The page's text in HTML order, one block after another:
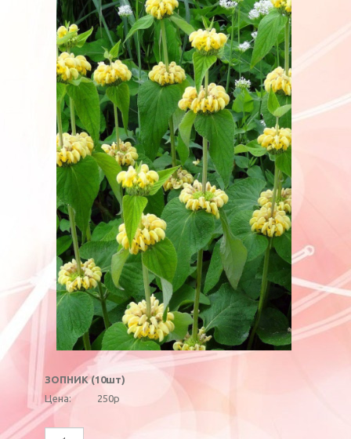
ЗОПНИК (10шт)
Цена:
250р